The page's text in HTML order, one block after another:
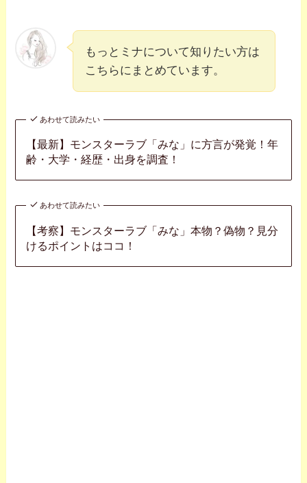
もっとミナについて知りたい方は
こちらにまとめています。
あわせて読みたい
【最新】モンスターラブ「みな」に方言が発覚！年
齢・大学・経歴・出身を調査！
あわせて読みたい
【考察】モンスターラブ「みな」本物？偽物？見分
けるポイントはココ！